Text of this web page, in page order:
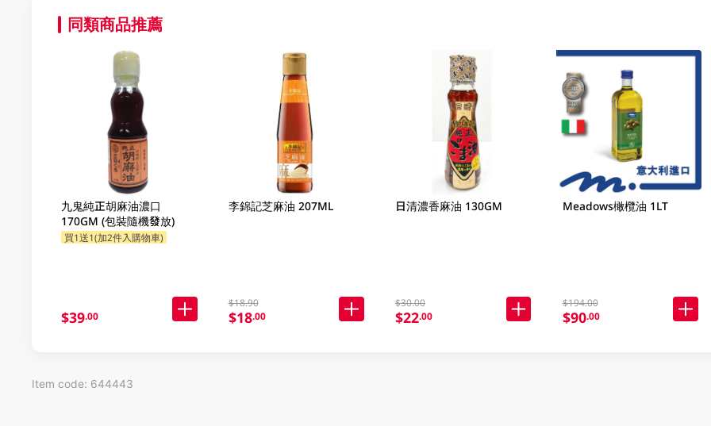
同類商品推薦
九鬼純正胡麻油濃口
170GM (包裝隨機發放)
買1送1(加2件入購物車)
$39.00
李錦記芝麻油 207ML
$18.90
$18.00
日清濃香麻油 130GM
$30.00
$22.00
Meadows橄欖油 1LT
$194.00
$90.00
Item code: 644443